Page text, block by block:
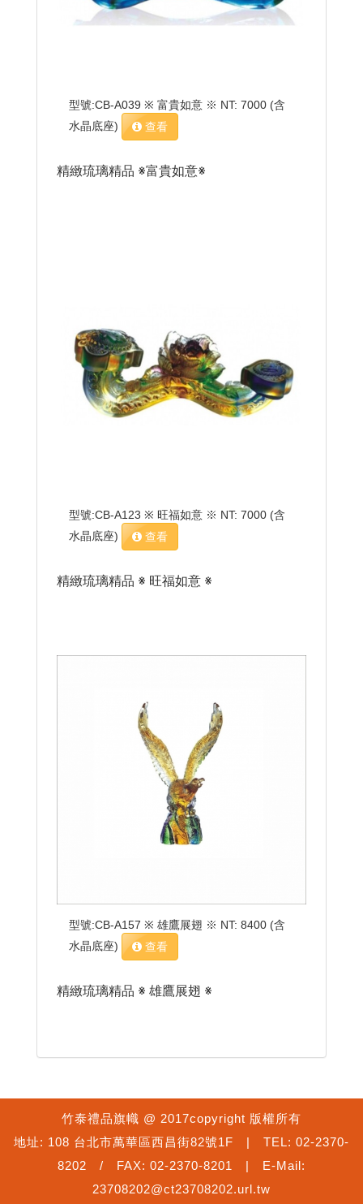
型號:CB-A039 ※ 富貴如意 ※ NT: 7000 (含
水晶底座)
查看
精緻琉璃精品 ※富貴如意※
型號:CB-A123 ※ 旺福如意 ※ NT: 7000 (含
水晶底座)
查看
精緻琉璃精品 ※ 旺福如意 ※
型號:CB-A157 ※ 雄鷹展翅 ※ NT: 8400 (含
水晶底座)
查看
精緻琉璃精品 ※ 雄鷹展翅 ※
竹泰禮品旗幟 @ 2017copyright 版權所有
地址: 108 台北市萬華區西昌街82號1F | TEL: 02-2370-
8202 / FAX: 02-2370-8201 | E-Mail:
23708202@ct23708202.url.tw